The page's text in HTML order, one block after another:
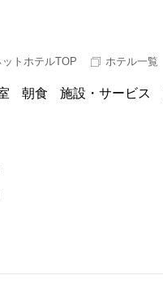
トホテルTOP ホテル一覧
朝食 施設・サービス